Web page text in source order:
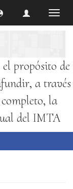
propósito de
a través
la
del IMTA